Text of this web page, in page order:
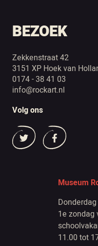
BEZOEK
Zekkenstraat 42
3151 XP Hoek van
0174 - 38 41 03
info@rockart.nl
Volg ons
Museum
1e zondag
11.00 tot